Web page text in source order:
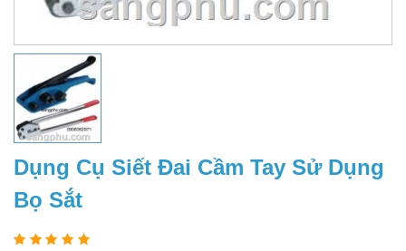
Dụng Cụ Siết Đai Cầm Tay Sử Dụng
Bọ Sắt